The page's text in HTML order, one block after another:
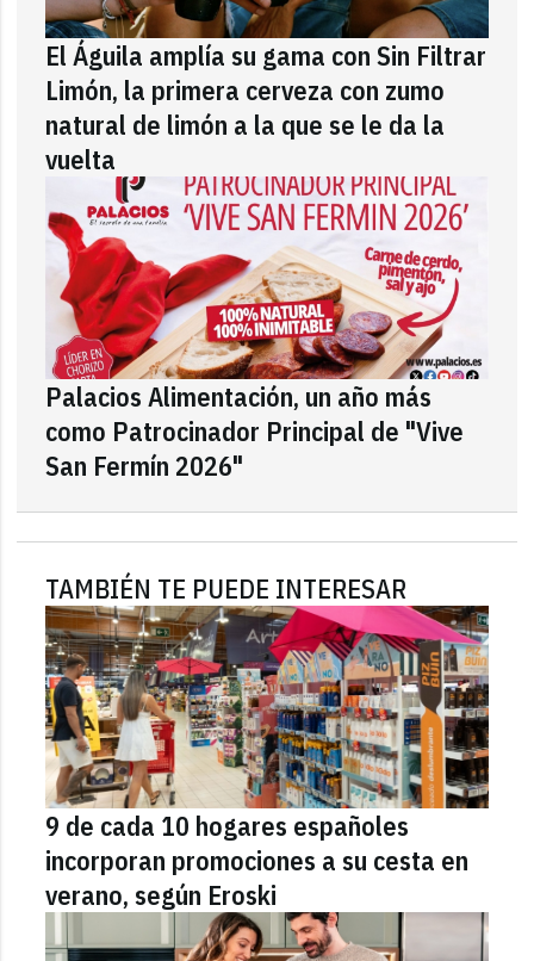
El Águila amplía su gama con Sin Filtrar
Limón, la primera cerveza con zumo
natural de limón a la que se le da la
vuelta
Palacios Alimentación, un año más
como Patrocinador Principal de "Vive
San Fermín 2026"
TAMBIÉN TE PUEDE INTERESAR
9 de cada 10 hogares españoles
incorporan promociones a su cesta en
verano, según Eroski